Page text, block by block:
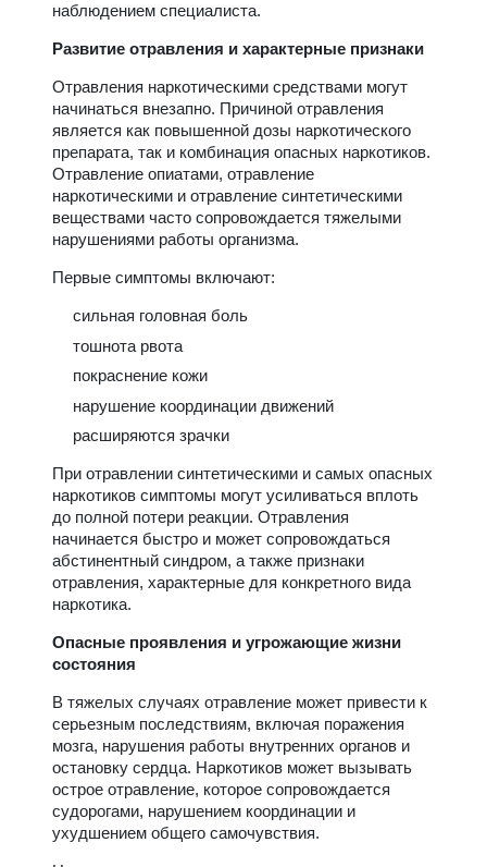
наблюдением специалиста.
Развитие отравления и характерные признаки
Отравления наркотическими средствами могут
начинаться внезапно. Причиной отравления
является как повышенной дозы наркотического
препарата, так и комбинация опасных наркотиков.
Отравление опиатами, отравление
наркотическими и отравление синтетическими
веществами часто сопровождается тяжелыми
нарушениями работы организма.
Первые симптомы включают:
сильная головная боль
тошнота рвота
покраснение кожи
нарушение координации движений
расширяются зрачки
При отравлении синтетическими и самых опасных
наркотиков симптомы могут усиливаться вплоть
до полной потери реакции. Отравления
начинается быстро и может сопровождаться
абстинентный синдром, а также признаки
отравления, характерные для конкретного вида
наркотика.
Опасные проявления и угрожающие жизни
состояния
В тяжелых случаях отравление может привести к
серьезным последствиям, включая поражения
мозга, нарушения работы внутренних органов и
остановку сердца. Наркотиков может вызывать
острое отравление, которое сопровождается
судорогами, нарушением координации и
ухудшением общего самочувствия.